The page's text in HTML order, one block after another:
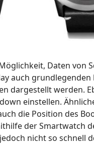
Daten von
auch
dargestellt werden.
einstellen.
die Position des
der Smartwatch
nicht so schnell